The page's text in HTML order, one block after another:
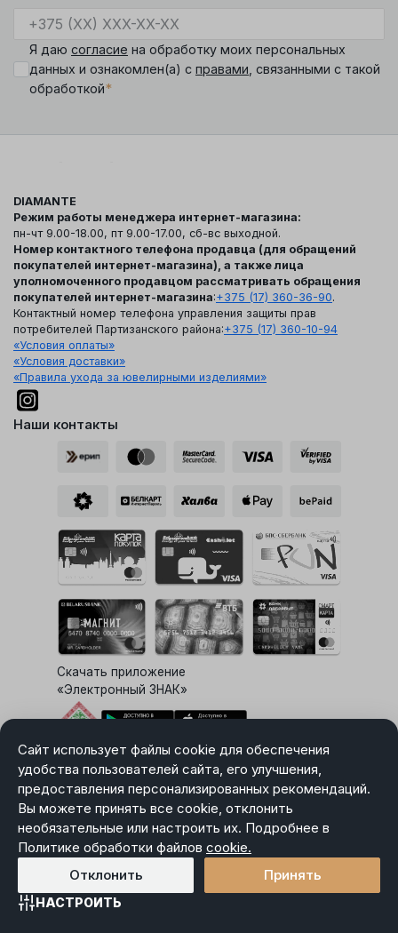
Сайт использует файлы cookie для обеспечения
удобства пользователей сайта, его улучшения,
предоставления персонализированных рекомендаций.
Вы можете принять все cookie, отклонить
необязательные или настроить их. Подробнее в
Политике обработки файлов cookie.
НАСТРОИТЬ
Отклонить Принять
Я даю согласие на обработку моих персональных
данных и ознакомлен(а) с правами , связанными с такой
обработкой*
DIAMANTE
Режим работы менеджера интернет-магазина:
пн-чт 9.00-18.00, пт 9.00-17.00, сб-вс выходной.
Номер контактного телефона продавца (для обращений
покупателей интернет-магазина), а также лица
уполномоченного продавцом рассматривать обращения
покупателей интернет-магазина:+375 (17) 360-36-90.
Контактный номер телефона управления защиты прав
потребителей Партизанского района:+375 (17) 360-10-94
«Условия оплаты»
«Условия доставки»
«Правила ухода за ювелирными изделиями»
Наши контакты
Скачать приложение
«Электронный ЗНАК»
Выбор настроек Cookie
Карта сайта
Политика в отношении обработки персональных данных
Пользовательское соглашение